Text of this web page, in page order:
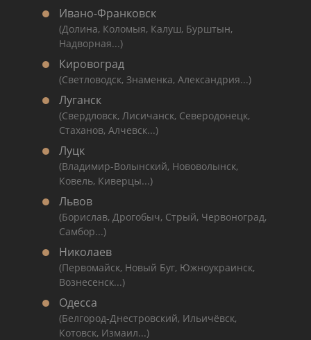
Ивано-Франковск
(Долина, Коломыя, Калуш, Бурштын,
Надворная...)
Кировоград
(Светловодск, Знаменка, Александрия...)
Луганск
(Свердловск, Лисичанск, Северодонецк,
Стаханов, Алчевск...)
Луцк
(Владимир-Волынский, Нововолынск,
Ковель, Киверцы...)
Львов
(Борислав, Дрогобыч, Стрый, Червоноград,
Самбор...)
Николаев
(Первомайск, Новый Буг, Южноукраинск,
Вознесенск...)
Одесса
(Белгород-Днестровский, Ильичёвск,
Котовск, Измаил...)